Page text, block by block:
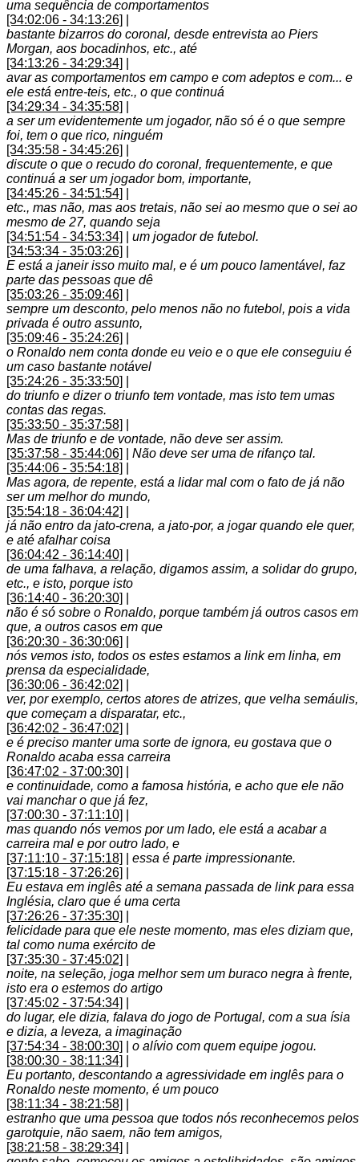
uma sequência de comportamentos
[34:02:06 - 34:13:26]
bastante bizarros do coronal, desde entrevista ao Piers
Morgan, aos bocadinhos, etc., até
[34:13:26 - 34:29:34]
avar as comportamentos em campo e com adeptos e com... e
ele está entre-teis, etc., o que continuá
[34:29:34 - 34:35:58]
a ser um evidentemente um jogador, não só é o que sempre
foi, tem o que rico, ninguém
[34:35:58 - 34:45:26]
discute o que o recudo do coronal, frequentemente, e que
continuá a ser um jogador bom, importante,
[34:45:26 - 34:51:54]
etc., mas não, mas aos tretais, não sei ao mesmo que o sei ao
mesmo de 27, quando seja
[34:51:54 - 34:53:34]
um jogador de futebol.
[34:53:34 - 35:03:26]
E está a janeir isso muito mal, e é um pouco lamentável, faz
parte das pessoas que dê
[35:03:26 - 35:09:46]
sempre um desconto, pelo menos não no futebol, pois a vida
privada é outro assunto,
[35:09:46 - 35:24:26]
o Ronaldo nem conta donde eu veio e o que ele conseguiu é
um caso bastante notável
[35:24:26 - 35:33:50]
do triunfo e dizer o triunfo tem vontade, mas isto tem umas
contas das regas.
[35:33:50 - 35:37:58]
Mas de triunfo e de vontade, não deve ser assim.
[35:37:58 - 35:44:06]
Não deve ser uma de rifanço tal.
[35:44:06 - 35:54:18]
Mas agora, de repente, está a lidar mal com o fato de já não
ser um melhor do mundo,
[35:54:18 - 36:04:42]
já não entro da jato-crena, a jato-por, a jogar quando ele quer,
e até afalhar coisa
[36:04:42 - 36:14:40]
de uma falhava, a relação, digamos assim, a solidar do grupo,
etc., e isto, porque isto
[36:14:40 - 36:20:30]
não é só sobre o Ronaldo, porque também já outros casos em
que, a outros casos em que
[36:20:30 - 36:30:06]
nós vemos isto, todos os estes estamos a link em linha, em
prensa da especialidade,
[36:30:06 - 36:42:02]
ver, por exemplo, certos atores de atrizes, que velha semáulis,
que começam a disparatar, etc.,
[36:42:02 - 36:47:02]
e é preciso manter uma sorte de ignora, eu gostava que o
Ronaldo acaba essa carreira
[36:47:02 - 37:00:30]
e continuidade, como a famosa história, e acho que ele não
vai manchar o que já fez,
[37:00:30 - 37:11:10]
mas quando nós vemos por um lado, ele está a acabar a
carreira mal e por outro lado, e
[37:11:10 - 37:15:18]
essa é parte impressionante.
[37:15:18 - 37:26:26]
Eu estava em inglês até a semana passada de link para essa
Inglésia, claro que é uma certa
[37:26:26 - 37:35:30]
felicidade para que ele neste momento, mas eles diziam que,
tal como numa exército de
[37:35:30 - 37:45:02]
noite, na seleção, joga melhor sem um buraco negra à frente,
isto era o estemos do artigo
[37:45:02 - 37:54:34]
do lugar, ele dizia, falava do jogo de Portugal, com a sua ísia
e dizia, a leveza, a imaginação
[37:54:34 - 38:00:30]
o alívio com quem equipe jogou.
[38:00:30 - 38:11:34]
Eu portanto, descontando a agressividade em inglês para o
Ronaldo neste momento, é um pouco
[38:11:34 - 38:21:58]
estranho que uma pessoa que todos nós reconhecemos pelos
garotquie, não saem, não tem amigos,
[38:21:58 - 38:29:34]